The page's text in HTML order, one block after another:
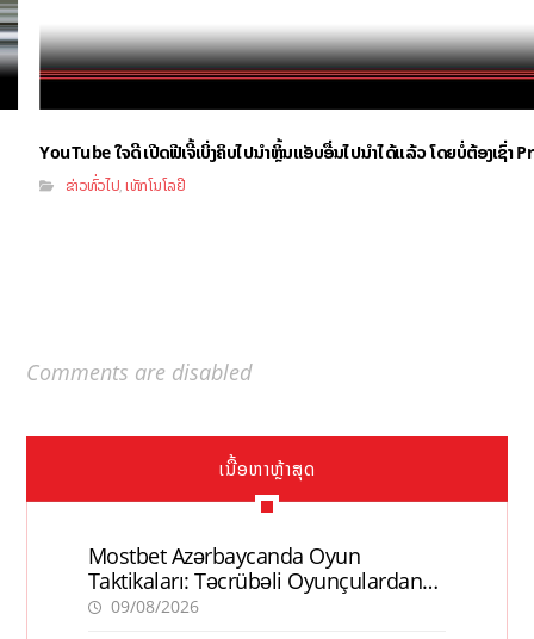
YouTube ໃຈດີ ເປີດຟີເຈີ້ເບິ່ງຄິບໄປນຳຫຼິ້ນແອັບອື່ນໄປນຳໄດ້ແລ້ວ ໂດຍບໍ່ຕ້ອງເຊົ່າ
ຂ່າວທົ່ວໄປ ,ເທັກໂນໂລຢີ
Comments are disabled
ເນື້ອຫາຫຼ້າສຸດ
Mostbet Azərbaycanda Oyun
Taktikaları: Təcrübəli Oyunçulardan
İpuçları
09/08/2026